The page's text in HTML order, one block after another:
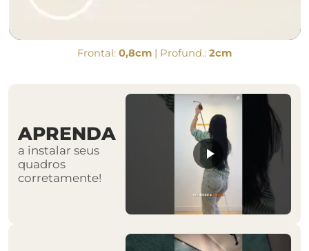
Frontal: 0,8cm | Profund.: 2cm
APRENDA
a instalar seus
quadros
corretamente!